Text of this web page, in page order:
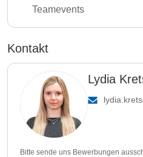
Teamevents
Kontakt
Lydia
Bitte sende uns Bewerbungen